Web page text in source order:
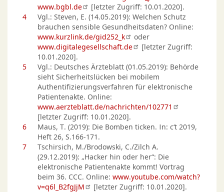
www.bgbl.de
[letzter Zugriff: 10.01.2020].
4
Vgl.: Steven, E. (14.05.2019): Welchen Schutz
brauchen sensible Gesundheitsdaten? Online:
www.kurzlink.de/gid252_k
oder
www.digitalegesellschaft.de
[letzter Zugriff:
10.01.2020].
5
Vgl.: Deutsches Ärzteblatt (01.05.2019): Behörde
sieht Sicherheitslücken bei mobilem
Authentifizierungsverfahren für elektronische
Patientenakte. Online:
www.aerzteblatt.de/nachrichten/102771
[letzter Zugriff: 10.01.2020].
6
Maus, T. (2019): Die Bomben ticken. In: c‘t 2019,
Heft 26, S.166-171.
7
Tschirsich, M./Brodowski, C./Zilch A.
(29.12.2019): „Hacker hin oder her“: Die
elektronische Patientenakte kommt! Vortrag
beim 36. CCC. Online: www.youtube.com/watch?
v=q6l_B2fgJjM
[letzter Zugriff: 10.01.2020].